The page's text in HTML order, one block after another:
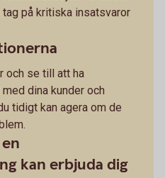
på kritiska insatsvaror
och se till att ha
dina kunder och
tidigt kan agera om de
kan erbjuda dig